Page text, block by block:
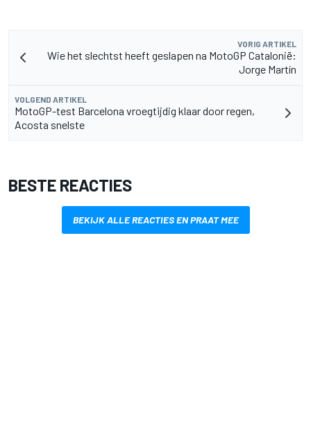
VORIG ARTIKEL
Wie het slechtst heeft geslapen na MotoGP Catalonië:
Jorge Martín
VOLGEND ARTIKEL
MotoGP-test Barcelona vroegtijdig klaar door regen,
Acosta snelste
BESTE REACTIES
BEKIJK ALLE REACTIES EN PRAAT MEE